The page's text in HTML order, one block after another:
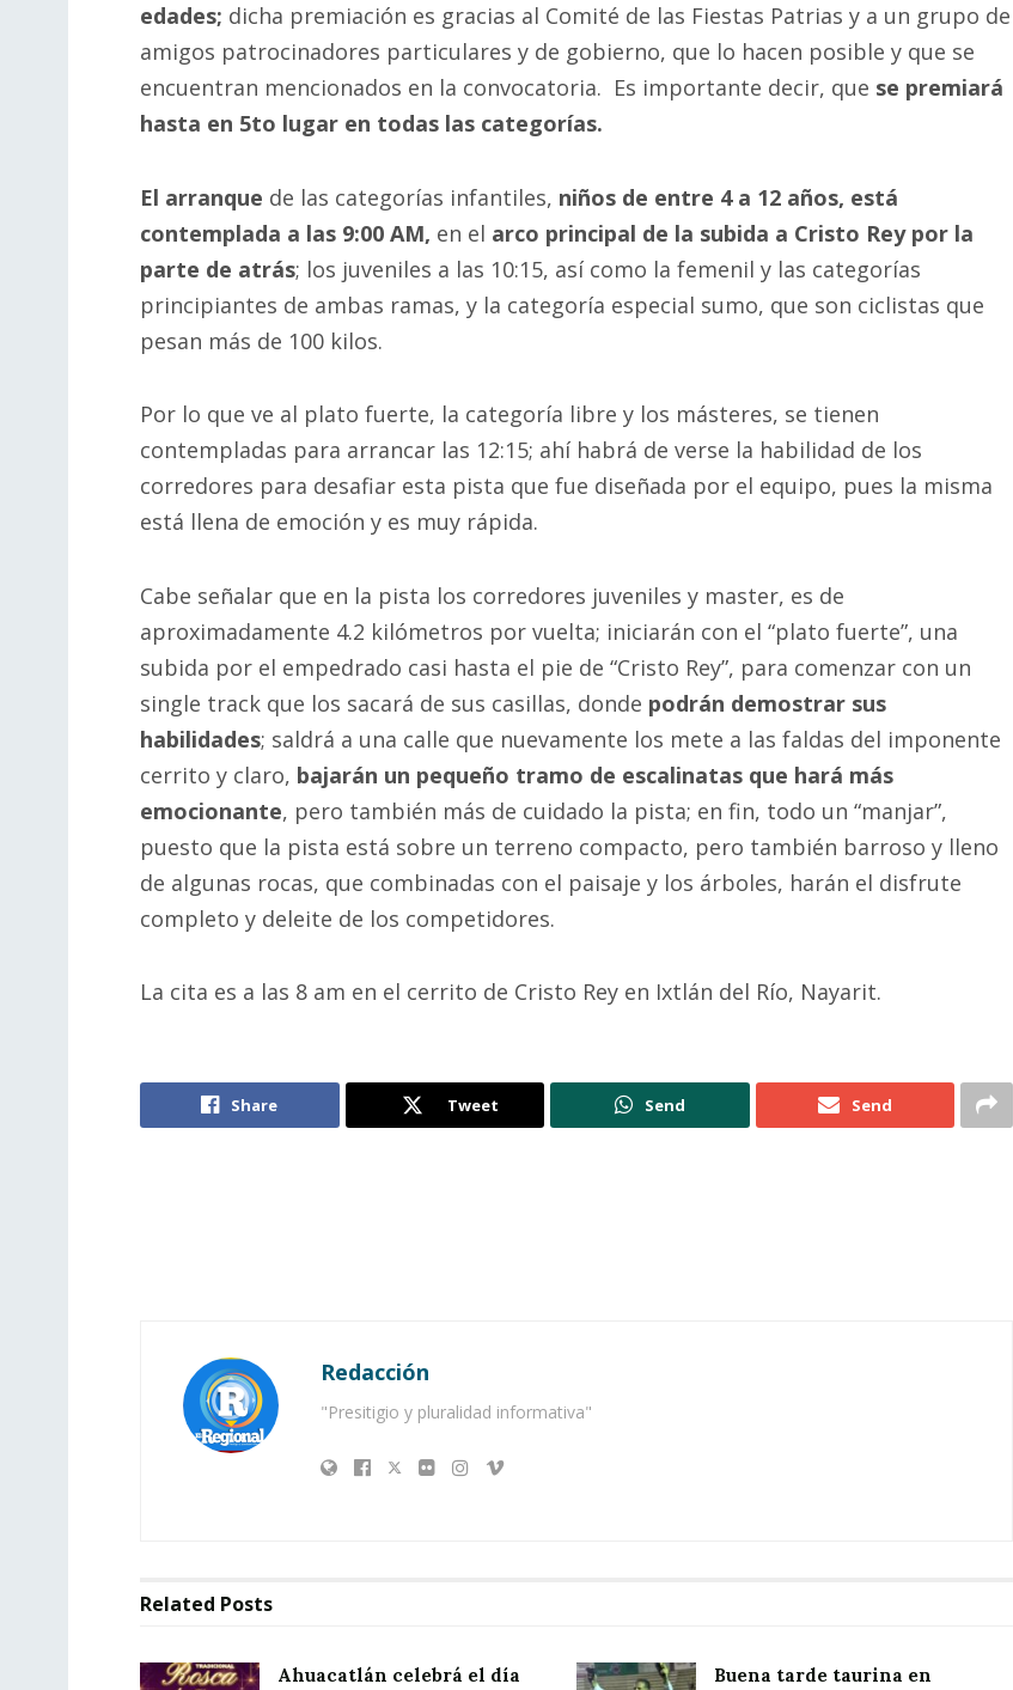
edades; dicha premiación es gracias al Comité de las Fiestas Patrias y a un grupo de
amigos patrocinadores particulares y de gobierno, que lo hacen posible y que se
encuentran mencionados en la convocatoria. Es importante decir, que se premiará
hasta en 5to lugar en todas las categorías.
El arranque de las categorías infantiles, niños de entre 4 a 12 años, está
contemplada a las 9:00 AM, en el arco principal de la subida a Cristo Rey por la
parte de atrás; los juveniles a las 10:15, así como la femenil y las categorías
principiantes de ambas ramas, y la categoría especial sumo, que son ciclistas que
pesan más de 100 kilos.
Por lo que ve al plato fuerte, la categoría libre y los másteres, se tienen
contempladas para arrancar las 12:15; ahí habrá de verse la habilidad de los
corredores para desafiar esta pista que fue diseñada por el equipo, pues la misma
está llena de emoción y es muy rápida.
Cabe señalar que en la pista los corredores juveniles y master, es de
aproximadamente 4.2 kilómetros por vuelta; iniciarán con el “plato fuerte”, una
subida por el empedrado casi hasta el pie de “Cristo Rey”, para comenzar con un
single track que los sacará de sus casillas, donde podrán demostrar sus
habilidades; saldrá a una calle que nuevamente los mete a las faldas del imponente
cerrito y claro, bajarán un pequeño tramo de escalinatas que hará más
emocionante, pero también más de cuidado la pista; en fin, todo un “manjar”,
puesto que la pista está sobre un terreno compacto, pero también barroso y lleno
de algunas rocas, que combinadas con el paisaje y los árboles, harán el disfrute
completo y deleite de los competidores.
La cita es a las 8 am en el cerrito de Cristo Rey en Ixtlán del Río, Nayarit.
Share Tweet Send Send
Redacción
"Presitigio y pluralidad informativa"
Related Posts
Ahuacatlán celebrá el día
Buena tarde taurina en